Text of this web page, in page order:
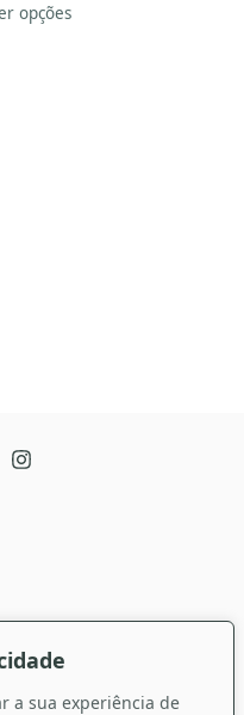
a sua experiência de
opções